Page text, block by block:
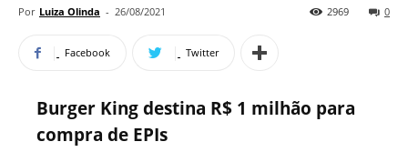
Por Luiza Olinda - 26/08/2021 0
2969
Facebook Twitter
Burger King destina R$ 1 milhão para
compra de EPIs